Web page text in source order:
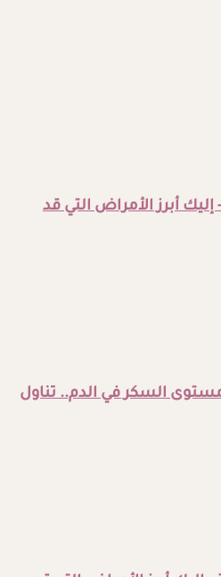
أبرز الأمراض التي قد
السكر في الدم.. تناول